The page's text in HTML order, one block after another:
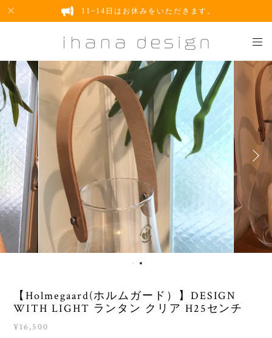
11~14日はお休みをいただきます。
【Holmegaard(ホルムガード）】DESIGN
WITH LIGHT ランタン クリア H25センチ
¥16,500